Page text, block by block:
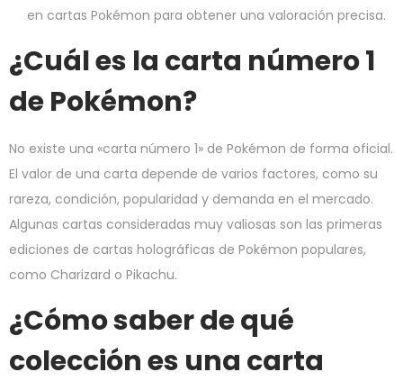
en cartas Pokémon para obtener una valoración precisa.
¿Cuál es la carta número 1
de Pokémon?
No existe una «carta número 1» de Pokémon de forma oficial.
El valor de una carta depende de varios factores, como su
rareza, condición, popularidad y demanda en el mercado.
Algunas cartas consideradas muy valiosas son las primeras
ediciones de cartas holográficas de Pokémon populares,
como Charizard o Pikachu.
¿Cómo saber de qué
colección es una carta